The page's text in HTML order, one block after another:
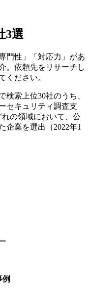
3選
門性」「対応力」があ
。依頼先をリサーチし
ください。
検索上位30社のうち、
セキュリティ調査支
の領域において、公
企業を選出（2022年1